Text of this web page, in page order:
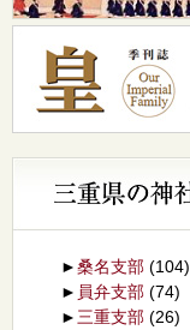
►桑名支部 (104)
► 員弁支部 (74)
► 三重支部 (26)